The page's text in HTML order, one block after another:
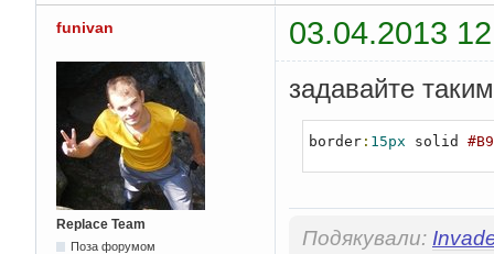
funivan 03.04.2013
Replace Team
Поза форумом
задавайте
border: 15px solid
Подякували: